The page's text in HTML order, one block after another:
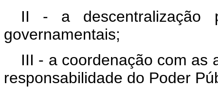
II - a descentralização
governamentais;
III - a coordenação com as
responsabilidade do Poder